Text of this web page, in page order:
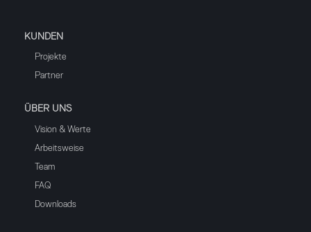
KUNDEN
Projekte
Partner
ÜBER UNS
Vision & Werte
Arbeitsweise
Team
FAQ
Downloads